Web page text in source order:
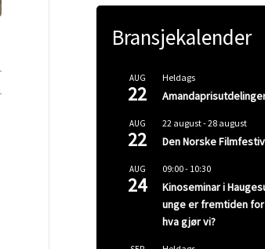
Bransjekalender
AUG
22
Heldags
AUG
22
22 august-28 august
Den Norske
AUG
24
09:00- 10:30
Kinoseminar i
unge er fremtiden for
hva gjør vi?